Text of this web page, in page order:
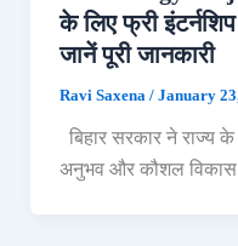
के लिए फ्री
जानें पूरी जानकारी
Ravi Saxena / January
बिहार सरकार ने राज्य के
अनुभव और कौशल